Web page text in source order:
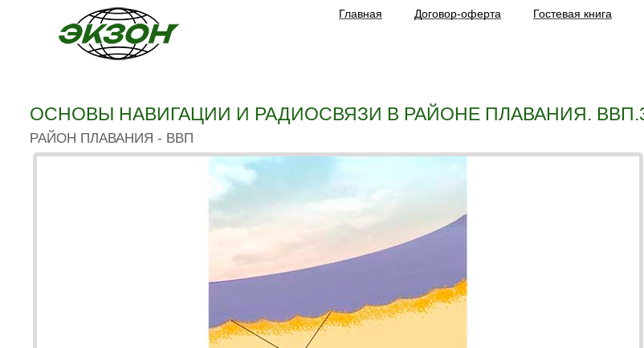
Главная Договор-оферта Гостевая книга
ОСНОВЫ НАВИГАЦИИ И РАДИОСВЯЗИ В РАЙОНЕ ПЛАВАНИЯ.
РАЙОН ПЛАВАНИЯ - ВВП